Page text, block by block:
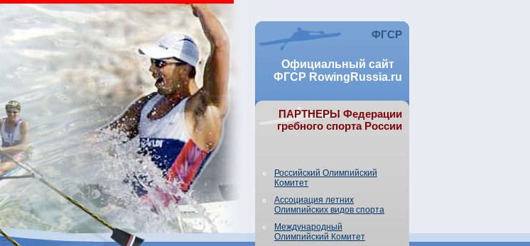
ФГСР
Официальный сайт
ФГСР RowingRussia.ru
ПАРТНЕРЫ Федерации
гребного спорта России
Российский Олимпийский
Комитет
Ассоциация летних
Олимпийских видов спорта
Международный
Олимпийский Комитет